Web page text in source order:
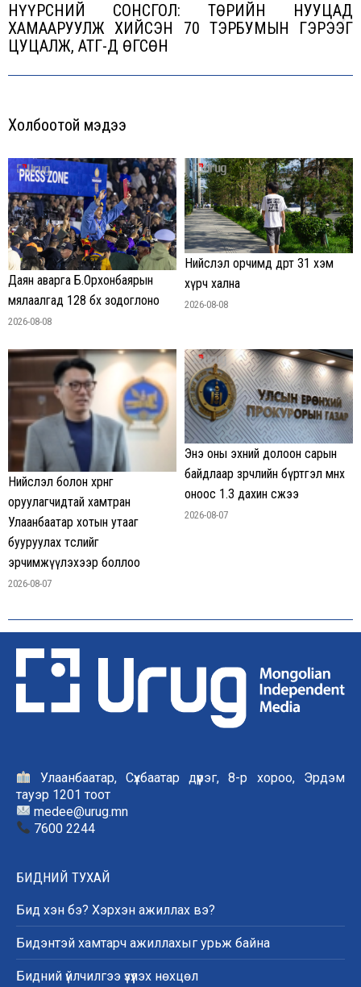
Next
НҮҮРСНИЙ СОНСГОЛ: ТӨРИЙН НУУЦАД
ХАМААРУУЛЖ ХИЙСЭН 70 ТЭРБУМЫН ГЭРЭЭГ
ЦУЦАЛЖ, АТГ-Д ӨГСӨН
Холбоотой мэдээ
Даян аварга Б.Орхонбаярын
мялаалгад 128 бөх зодоглоно
2026-08-08
Нийслэл орчимд өдөртөө 31 хэм
хүрч хална
2026-08-08
Нийслэл болон хөрөнгө
оруулагчидтай хамтран
Улаанбаатар хотын утааг
бууруулах төслийг
эрчимжүүлэхээр боллоо
2026-08-07
Энэ оны эхний долоон сарын
байдлаар зөрчлийн бүртгэл өмнөх
оноос 1.3 дахин өсжээ
2026-08-07
Улаанбаатар, Сүхбаатар дүүрэг, 8-р хороо, Эрдэм
тауэр 1201 тоот
medee@urug.mn
7600 2244
БИДНИЙ ТУХАЙ
Бид хэн бэ? Хэрхэн ажиллах вэ?
Бидэнтэй хамтарч ажиллахыг урьж байна
Бидний үйлчилгээ үзүүлэх нөхцөл